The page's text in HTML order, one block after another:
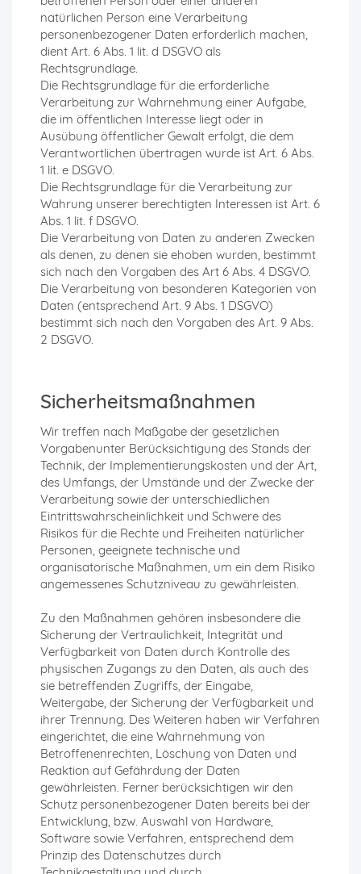
natürlichen Person eine Verarbeitung
personenbezogener Daten erforderlich machen,
dient Art. 6 Abs. 1 lit. d DSGVO als
Rechtsgrundlage.
Die Rechtsgrundlage für die erforderliche
Verarbeitung zur Wahrnehmung einer Aufgabe,
die im öffentlichen Interesse liegt oder in
Ausübung öffentlicher Gewalt erfolgt, die dem
Verantwortlichen übertragen wurde ist Art. 6 Abs.
1 lit. e DSGVO.
Die Rechtsgrundlage für die Verarbeitung zur
Wahrung unserer berechtigten Interessen ist Art. 6
Abs. 1 lit. f DSGVO.
Die Verarbeitung von Daten zu anderen Zwecken
als denen, zu denen sie ehoben wurden, bestimmt
sich nach den Vorgaben des Art 6 Abs. 4 DSGVO.
Die Verarbeitung von besonderen Kategorien von
Daten (entsprechend Art. 9 Abs. 1 DSGVO)
bestimmt sich nach den Vorgaben des Art. 9 Abs.
2 DSGVO.
Sicherheitsmaßnahmen
Wir treffen nach Maßgabe der gesetzlichen
Vorgabenunter Berücksichtigung des Stands der
Technik, der Implementierungskosten und der Art,
des Umfangs, der Umstände und der Zwecke der
Verarbeitung sowie der unterschiedlichen
Eintrittswahrscheinlichkeit und Schwere des
Risikos für die Rechte und Freiheiten natürlicher
Personen, geeignete technische und
organisatorische Maßnahmen, um ein dem Risiko
angemessenes Schutzniveau zu gewährleisten.
Zu den Maßnahmen gehören insbesondere die
Sicherung der Vertraulichkeit, Integrität und
Verfügbarkeit von Daten durch Kontrolle des
physischen Zugangs zu den Daten, als auch des
sie betreffenden Zugriffs, der Eingabe,
Weitergabe, der Sicherung der Verfügbarkeit und
ihrer Trennung. Des Weiteren haben wir Verfahren
eingerichtet, die eine Wahrnehmung von
Betroffenenrechten, Löschung von Daten und
Reaktion auf Gefährdung der Daten
gewährleisten. Ferner berücksichtigen wir den
Schutz personenbezogener Daten bereits bei der
Entwicklung, bzw. Auswahl von Hardware,
Software sowie Verfahren, entsprechend dem
Prinzip des Datenschutzes durch